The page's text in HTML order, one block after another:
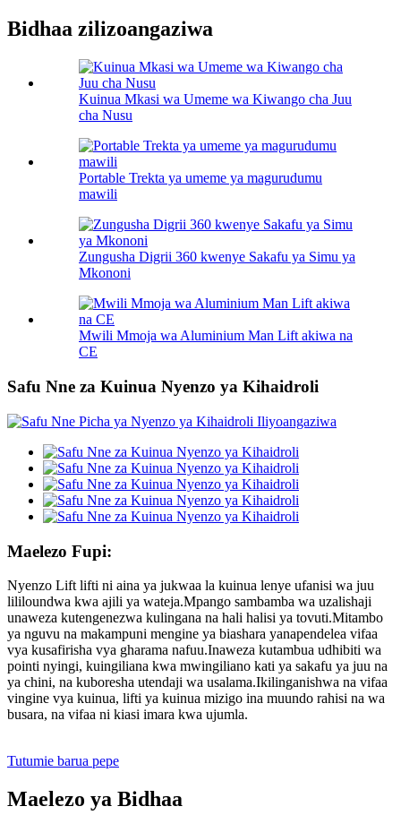
Bidhaa zilizoangaziwa
Kuinua Mkasi wa Umeme wa Kiwango cha Juu
cha Nusu
Portable Trekta ya umeme ya magurudumu
mawili
Zungusha Digrii 360 kwenye Sakafu ya Simu ya
Mkononi
Mwili Mmoja wa Aluminium Man Lift akiwa na
CE
Safu Nne za Kuinua Nyenzo ya Kihaidroli
Maelezo Fupi:
Nyenzo Lift lifti ni aina ya jukwaa la kuinua lenye ufanisi wa juu
lililoundwa kwa ajili ya wateja.Mpango sambamba wa uzalishaji
unaweza kutengenezwa kulingana na hali halisi ya tovuti.Mitambo
ya nguvu na makampuni mengine ya biashara yanapendelea vifaa
vya kusafirisha vya gharama nafuu.Inaweza kutambua udhibiti wa
pointi nyingi, kuingiliana kwa mwingiliano kati ya sakafu ya juu na
ya chini, na kuboresha utendaji wa usalama.Ikilinganishwa na vifaa
vingine vya kuinua, lifti ya kuinua mizigo ina muundo rahisi na wa
busara, na vifaa ni kiasi imara kwa ujumla.
Tutumie barua pepe
Maelezo ya Bidhaa